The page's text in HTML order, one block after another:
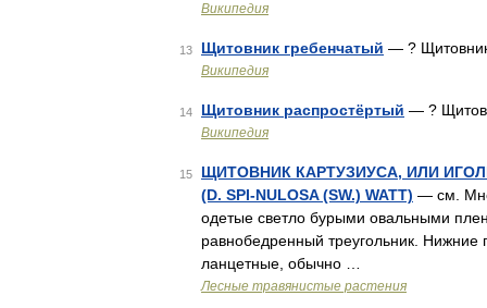
Википедия
13 Щитовник гребенчатый — ?
Википедия
14 Щитовник распростёртый — ?
Википедия
15
ЩИТОВНИК КАРТУЗИУСА, ИЛИ
(D. SPI-NULOSA (SW.) WATT) — см.
одетые светло бурыми овальными
равнобедренный треугольник. Нижние
ланцетные, обычно …
Лесные травянистые растения